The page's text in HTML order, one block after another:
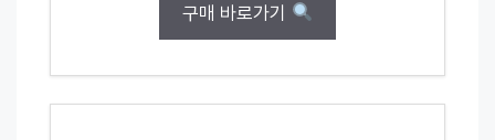
구매 바로가기